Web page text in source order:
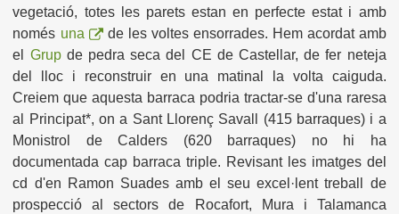
vegetació, totes les parets estan en perfecte estat i amb
només una
de les voltes ensorrades. Hem acordat amb
el Grupde pedra seca del CE de Castellar, de fer neteja
del lloc i reconstruir en una matinal la volta caiguda.
Creiem que aquesta barraca podria tractar-se d'una raresa
al Principat*, on a Sant Llorenç Savall (415 barraques) i a
Monistrol de Calders (620 barraques) no hi ha
documentada cap barraca triple. Revisant les imatges del
cd d'en Ramon Suades amb el seu excel·lent treball de
prospecció al sectors de Rocafort, Mura i Talamanca